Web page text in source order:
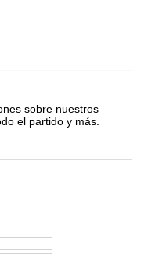
sobre nuestros
el partido y más.